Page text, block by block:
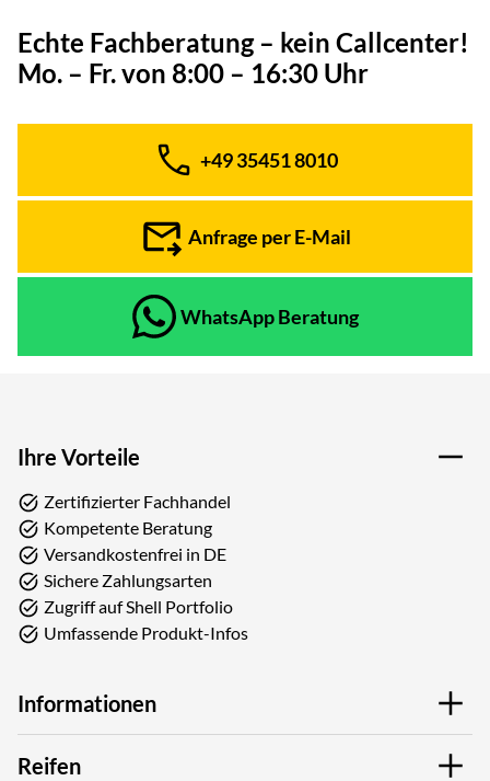
Echte Fachberatung – kein Callcenter!
Mo. – Fr. von 8:00 – 16:30 Uhr
Telefon:
+49 35451 8010
Anfrage per E-Mail
WhatsApp Beratung
Ihre Vorteile
Zertifizierter Fachhandel
Kompetente Beratung
Versandkostenfrei in DE
Sichere Zahlungsarten
Zugriff auf Shell Portfolio
Umfassende Produkt-Infos
Informationen
Reifen